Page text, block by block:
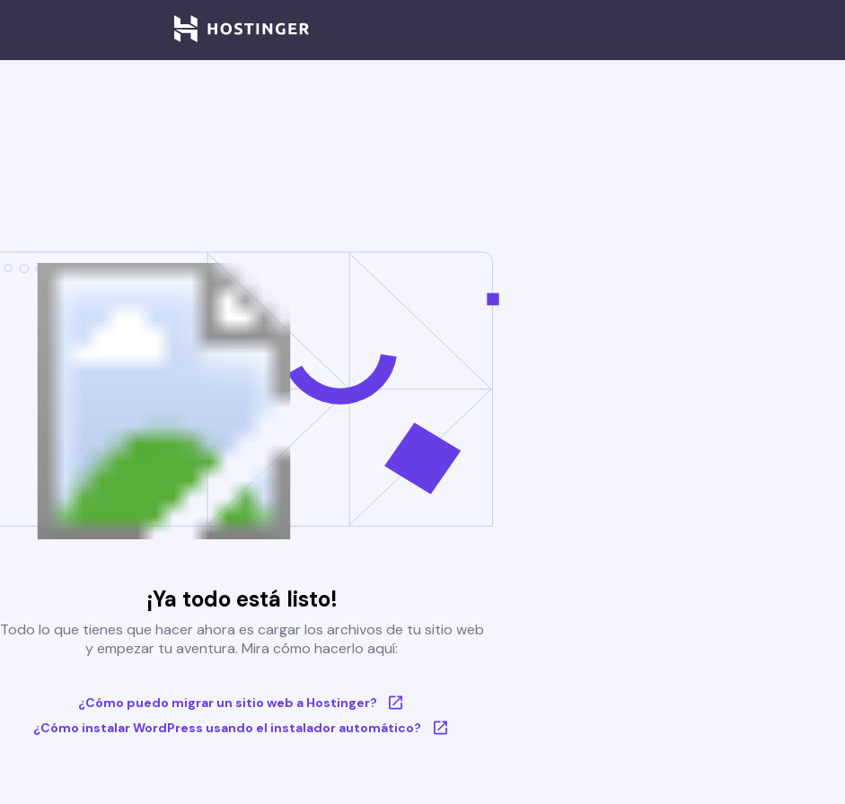
¡Ya todo está listo!
Todo lo que tienes que hacer ahora es cargar los archivos de tu sitio web
y empezar tu aventura. Mira cómo hacerlo aquí:
¿Cómo puedo migrar un sitio web a Hostinger?
¿Cómo instalar WordPress usando el instalador automático?